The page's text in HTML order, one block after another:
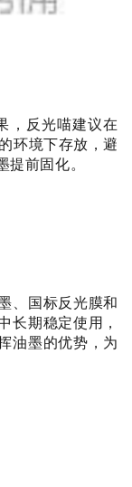
，反光喵建议在
环境下存放，避
提前固化。
、国标反光膜和
长期稳定使用，
油墨的优势，为